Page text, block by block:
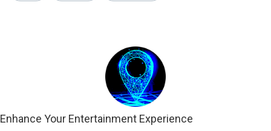
Enhance Your Entertainment Experience